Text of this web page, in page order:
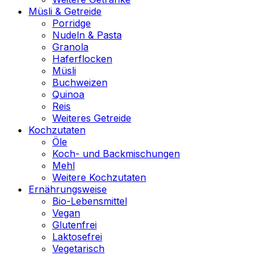
Müsli & Getreide
Porridge
Nudeln & Pasta
Granola
Haferflocken
Müsli
Buchweizen
Quinoa
Reis
Weiteres Getreide
Kochzutaten
Öle
Koch- und Backmischungen
Mehl
Weitere Kochzutaten
Ernährungsweise
Bio-Lebensmittel
Vegan
Glutenfrei
Laktosefrei
Vegetarisch